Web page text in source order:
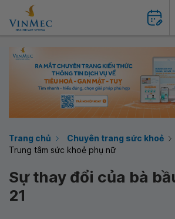
Trang chủ
Chuyên trang sức khoẻ
Trung tâm sức khoẻ phụ nữ
Sự thay đổi của bà
21